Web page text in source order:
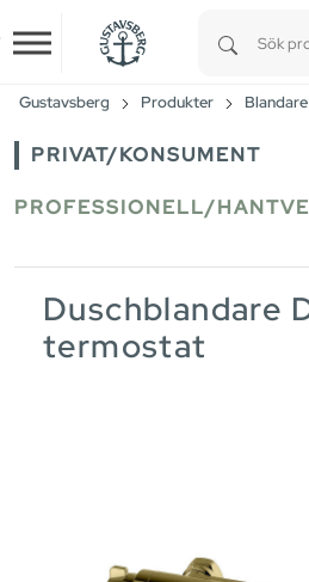
Skip to main content
Gustavsberg Produkter Blandare
PRIVAT/KONSUMENT
PROFESSIONELL/
Duschblandare
termostat